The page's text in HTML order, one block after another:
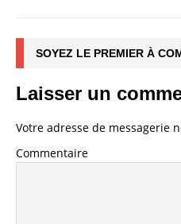
SOYEZ LE PREMIER À
Laisser un
Votre adresse de messagerie
Commentaire